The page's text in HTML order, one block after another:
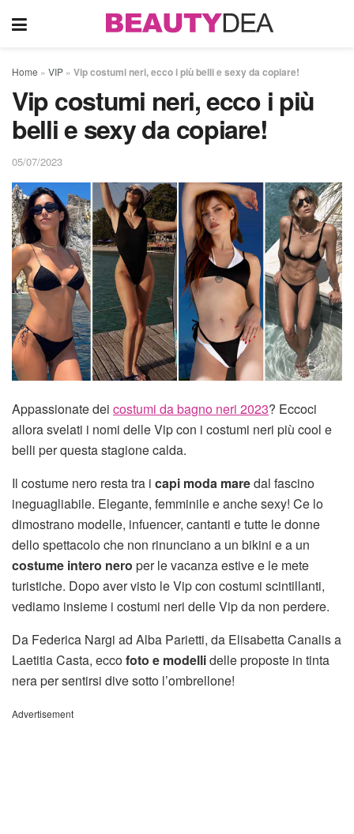
Home » VIP » Vip costumi neri, ecco i più belli e sexy da copiare!
Vip costumi neri, ecco i più
belli e sexy da copiare!
05/07/2023
Appassionate dei costumi da bagno neri 2023? Eccoci
allora svelati i nomi delle Vip con i costumi neri più cool e
belli per questa stagione calda.
Il costume nero resta tra i capi moda maredal fascino
ineguagliabile. Elegante, femminile e anche sexy! Ce lo
dimostrano modelle, infuencer, cantanti e tutte le donne
dello spettacolo che non rinunciano a un bikini e a un
costume intero nero per le vacanza estive e le mete
turistiche. Dopo aver visto le Vip con costumi scintillanti,
vediamo insieme i costumi neri delle Vip da non perdere.
Da Federica Nargi ad Alba Parietti, da Elisabetta Canalis a
Laetitia Casta, eccofoto e modellidelle proposte in tinta
nera per sentirsi dive sotto l’ombrellone!
Advertisement